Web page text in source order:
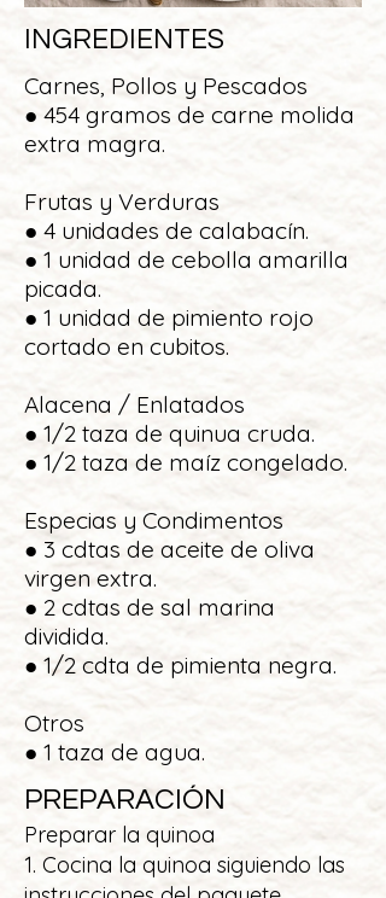
INGREDIENTES
Carnes, Pollos y Pescados
● 454 gramos de carne molida
extra magra.
Frutas y Verduras
● 4 unidades de calabacín.
● 1 unidad de cebolla amarilla
picada.
● 1 unidad de pimiento rojo
cortado en cubitos.
Alacena / Enlatados
● 1/2 taza de quinua cruda.
● 1/2 taza de maíz congelado.
Especias y Condimentos
● 3 cdtas de aceite de oliva
virgen extra.
● 2 cdtas de sal marina
dividida.
● 1/2 cdta de pimienta negra.
Otros
● 1 taza de agua.
PREPARACIÓN
Preparar la quinoa
1. Cocina la quinoa siguiendo las